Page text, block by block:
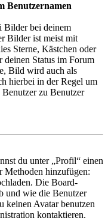
Benutzernamen
Bilder bei deinem
Bilder ist meist mit
Sterne, Kästchen oder
deinen Status im Forum
Bild wird auch als
hierbei in der Regel um
zu Benutzer
du unter „Profil“ einen
Methoden hinzufügen:
Die Board-
und wie die Benutzer
keinen Avatar benutzen
kontaktieren.